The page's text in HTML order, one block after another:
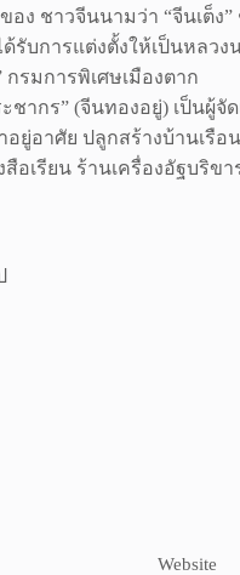
ชาวจีนนามว่า “จีนเต็ง
รับการแต่งตั้งให้เป็นหล
รมการพิเศษเมืองตาก
ากร” (จีนทองอยู่) เป็นผู้
ยู่อาศัย ปลูกสร้างบ้านเ
เรียน ร้านเครื่องอัฐบริข
Website